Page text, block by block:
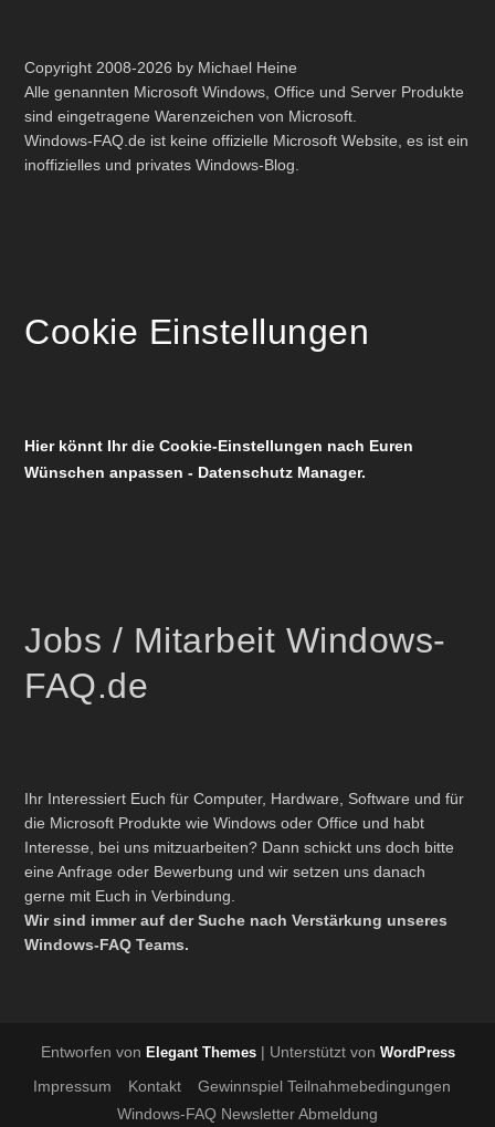
Copyright 2008-2026 by Michael Heine
Alle genannten Microsoft Windows, Office und Server Produkte
sind eingetragene Warenzeichen von Microsoft.
Windows-FAQ.de ist keine offizielle Microsoft Website, es ist ein
inoffizielles und privates Windows-Blog.
Cookie Einstellungen
Hier könnt Ihr die Cookie-Einstellungen nach Euren
Wünschen anpassen - Datenschutz Manager.
Jobs / Mitarbeit Windows-
FAQ.de
Ihr Interessiert Euch für Computer, Hardware, Software und für
die Microsoft Produkte wie Windows oder Office und habt
Interesse, bei uns mitzuarbeiten? Dann schickt uns doch bitte
eine Anfrage oder Bewerbung und wir setzen uns danach
gerne mit Euch in Verbindung.
Wir sind immer auf der Suche nach Verstärkung unseres
Windows-FAQ Teams.
Entworfen von Elegant Themes| Unterstützt von WordPress
Impressum Kontakt
Gewinnspiel Teilnahmebedingungen
Windows-FAQ Newsletter Abmeldung